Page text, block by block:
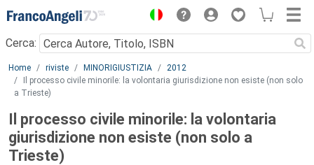
Menu
Cerca:
Main content
Home riviste MINORIGIUSTIZIA
2012
Il processo civile minorile: la volontaria giurisdizione non esiste (non solo
a Trieste)
Il processo civile minorile: la volontaria
giurisdizione non esiste (non solo a
Trieste)